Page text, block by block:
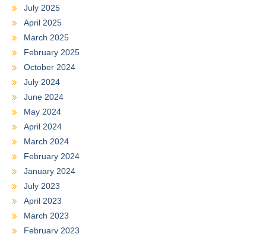
July 2025
April 2025
March 2025
February 2025
October 2024
July 2024
June 2024
May 2024
April 2024
March 2024
February 2024
January 2024
July 2023
April 2023
March 2023
February 2023